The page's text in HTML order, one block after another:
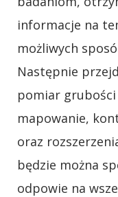
informacje na
możliwych
Następnie
pomiar grubości
mapowanie,
oraz
będzie można
odpowie na